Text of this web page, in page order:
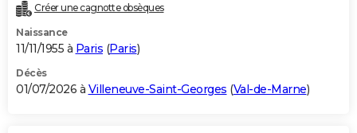
Dictionnaire
Biographies
Citations
Expressions
Proverbes
PROGRAMME TV
S'inscrire
Se connecter
Lycées
Collèges
Primaires
Universités
Entreprises
Service militaire
Avis de recherche
AVIS DE DÉCÈS
Créer une cagnotte obsèques
Naissance
11/11/1955 à Paris (Paris)
Décès
01/07/2026 à Villeneuve-Saint-Georges (Val-de-Marne)